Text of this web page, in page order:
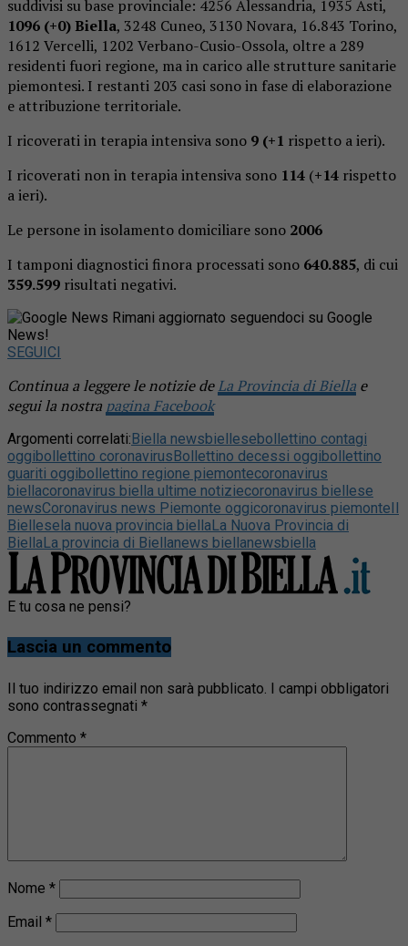
suddivisi su base provinciale: 4256 Alessandria, 1935 Asti,
1096 (+0) Biella, 3248 Cuneo, 3130 Novara, 16.843 Torino,
1612 Vercelli, 1202 Verbano-Cusio-Ossola, oltre a 289
residenti fuori regione, ma in carico alle strutture sanitarie
piemontesi. I restanti 203 casi sono in fase di elaborazione
e attribuzione territoriale.
I ricoverati in terapia intensiva sono 9 (+1 rispetto a ieri).
I ricoverati non in terapia intensiva sono 114 (+14 rispetto
a ieri).
Le persone in isolamento domiciliare sono 2006
I tamponi diagnostici finora processati sono 640.885, di cui
359.599 risultati negativi.
Rimani aggiornato seguendoci su Google
News!
SEGUICI
Continua a leggere le notizie deLa Provincia di Biella e
segui la nostra pagina Facebook
Argomenti correlati:Biella newsbiellesebollettino contagi
oggibollettino coronavirusBollettino decessi oggibollettino
guariti oggibollettino regione piemontecoronavirus
biellacoronavirus biella ultime notiziecoronavirus biellese
newsCoronavirus news Piemonte oggicoronavirus piemonteIl
Biellesela nuova provincia biellaLa Nuova Provincia di
BiellaLa provincia di Biellanews biellanewsbiella
E tu cosa ne pensi?
Lascia un commento
Il tuo indirizzo email non sarà pubblicato.
I campi obbligatori
sono contrassegnati *
Commento *
Nome *
Email *